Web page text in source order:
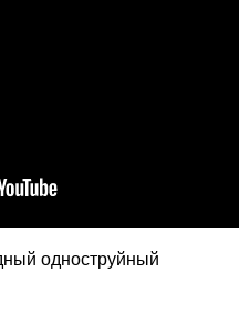
одноструйный